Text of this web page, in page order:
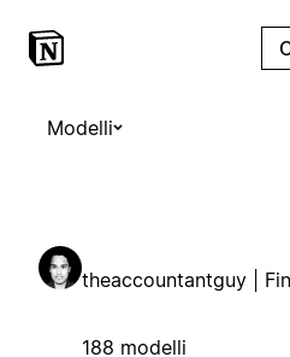
Modelli
theaccountantguy |
188 modelli